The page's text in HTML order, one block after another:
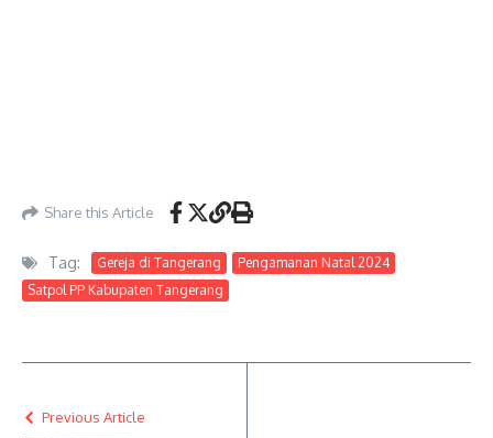
Share this Article
Tag: Gereja di Tangerang
Pengamanan Natal 2024
Satpol PP Kabupaten Tangerang
Previous Article